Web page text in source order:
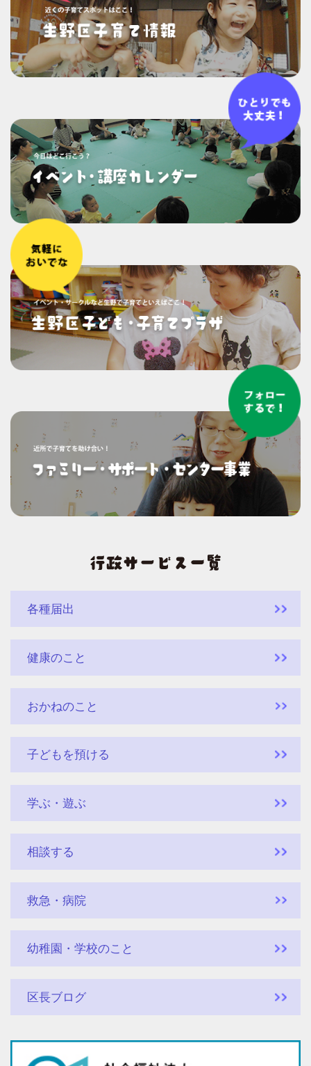
各種届出
健康のこと
おかねのこと
子どもを預ける
学ぶ・遊ぶ
相談する
救急・病院
幼稚園・学校のこと
区長ブログ